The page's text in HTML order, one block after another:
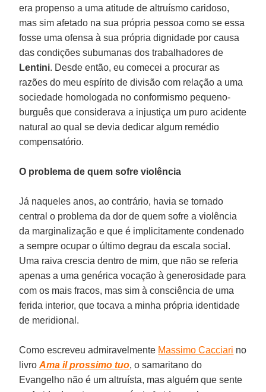
era propenso a uma atitude de altruísmo caridoso,
mas sim afetado na sua própria pessoa como se essa
fosse uma ofensa à sua própria dignidade por causa
das condições subumanas dos trabalhadores de
Lentini. Desde então, eu comecei a procurar as
razões do meu espírito de divisão com relação a uma
sociedade homologada no conformismo pequeno-
burguês que considerava a injustiça um puro acidente
natural ao qual se devia dedicar algum remédio
compensatório.
O problema de quem sofre violência
Já naqueles anos, ao contrário, havia se tornado
central o problema da dor de quem sofre a violência
da marginalização e que é implicitamente condenado
a sempre ocupar o último degrau da escala social.
Uma raiva crescia dentro de mim, que não se referia
apenas a uma genérica vocação à generosidade para
com os mais fracos, mas sim à consciência de uma
ferida interior, que tocava a minha própria identidade
de meridional.
Como escreveu admiravelmente Massimo Cacciari no
livroAma il prossimo tuo, o samaritano do
Evangelho não é um altruísta, mas alguém que sente